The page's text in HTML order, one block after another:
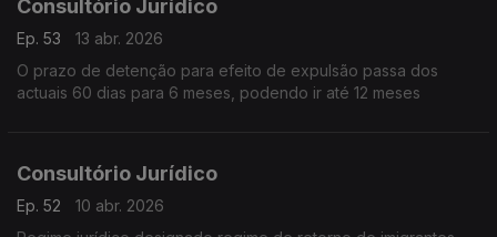
Consultório Jurídico
Ep. 53
13 abr. 2026
O prazo de detenção para efeito de expulsão passa dos
actuais 60 dias para 6 meses, podendo ir até 12 meses
Consultório Jurídico
Ep. 52
10 abr. 2026